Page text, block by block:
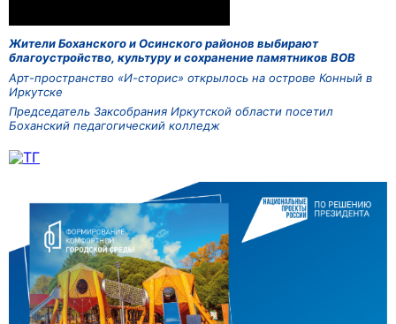
Жители Боханского и Осинского районов выбирают
благоустройство, культуру и сохранение памятников ВОВ
Арт-пространство «И-сторис» открылось на острове Конный в
Иркутске
Председатель Заксобрания Иркутской области посетил
Боханский педагогический колледж